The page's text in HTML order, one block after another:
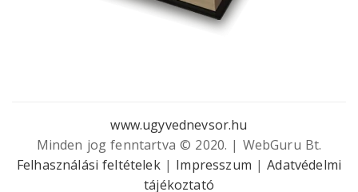
www.ugyvednevsor.hu
Minden jog fenntartva © 2020. | WebGuru Bt.
Felhasználási feltételek| Impresszum |Adatvédelmi
tájékoztató